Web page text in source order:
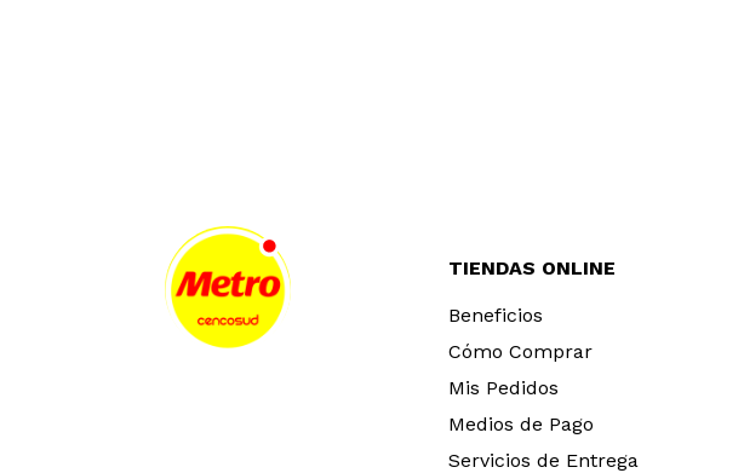
TIENDAS ONLINE
Beneficios
Cómo Comprar
Mis Pedidos
Medios de Pago
Servicios de Entrega